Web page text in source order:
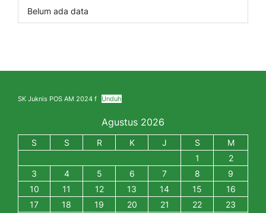
Belum ada data
SK Juknis POS AM 2024 f Unduh
Agustus 2026
S S R K J S
M
1
2
3
4 5 6 7 8
9
10
11 12 13 14 15
16
17
18 19 20 21 22
23